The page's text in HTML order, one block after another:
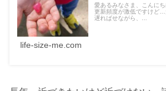
愛あるみなさま、こんに
更新頻度が激低ですけど…
遅ればせながら、...
life-size-me.com